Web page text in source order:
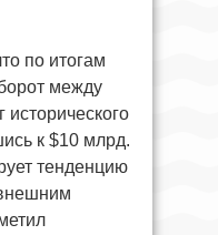
по итогам
между
к $10 млрд.
тенденцию